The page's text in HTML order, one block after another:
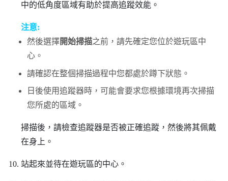
中的低角度區域有助於提高追蹤效能。
注意:
然後選擇開始掃描之前，請先確定您位於遊玩區中
心。
請確認在整個掃描過程中您都處於蹲下狀態。
日後使用追蹤器時，可能會要求您根據環境再次掃描
您所處的區域。
掃描後，請檢查追蹤器是否被正確追蹤，然後將其佩戴
在身上。
站起來並待在遊玩區的中心。